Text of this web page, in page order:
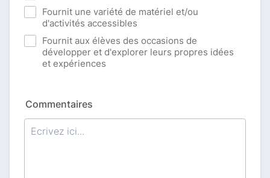
Fournit une variété de matériel et/ou
d'activités accessibles
Fournit aux élèves des occasions de
développer et d'explorer leurs propres idées
et expériences
Commentaires